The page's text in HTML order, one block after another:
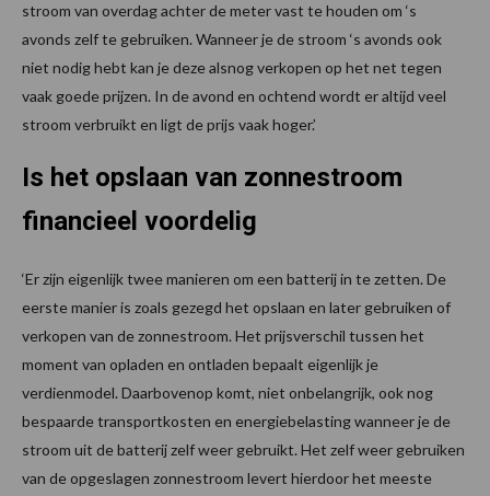
stroom van overdag achter de meter vast te houden om ‘s
avonds zelf te gebruiken. Wanneer je de stroom ‘s avonds ook
niet nodig hebt kan je deze alsnog verkopen op het net tegen
vaak goede prijzen. In de avond en ochtend wordt er altijd veel
stroom verbruikt en ligt de prijs vaak hoger.’
Is het opslaan van zonnestroom
financieel voordelig
‘Er zijn eigenlijk twee manieren om een batterij in te zetten. De
eerste manier is zoals gezegd het opslaan en later gebruiken of
verkopen van de zonnestroom. Het prijsverschil tussen het
moment van opladen en ontladen bepaalt eigenlijk je
verdienmodel. Daarbovenop komt, niet onbelangrijk, ook nog
bespaarde transportkosten en energiebelasting wanneer je de
stroom uit de batterij zelf weer gebruikt. Het zelf weer gebruiken
van de opgeslagen zonnestroom levert hierdoor het meeste